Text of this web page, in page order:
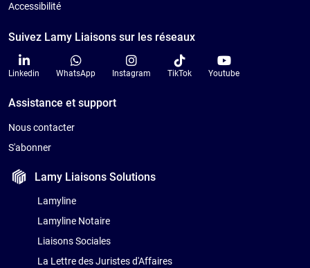
Accessibilité
Suivez Lamy Liaisons sur les réseaux
Linkedin WhatsApp Instagram TikTok Youtube
Assistance et support
Nous contacter
S'abonner
Lamy LiaisonsSolutions
Lamyline
Lamyline Notaire
Liaisons Sociales
La Lettre des Juristes d'Affaires